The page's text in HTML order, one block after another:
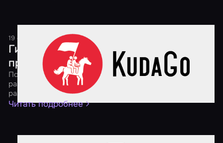
19 сентября 20161 минута
Гид по квестам: выбираем
приключение мечты
Портал KudaGo.com вместе с "Миром Квестов"
разберется в многообразии видов подобного
развлечения
Читать подробнее